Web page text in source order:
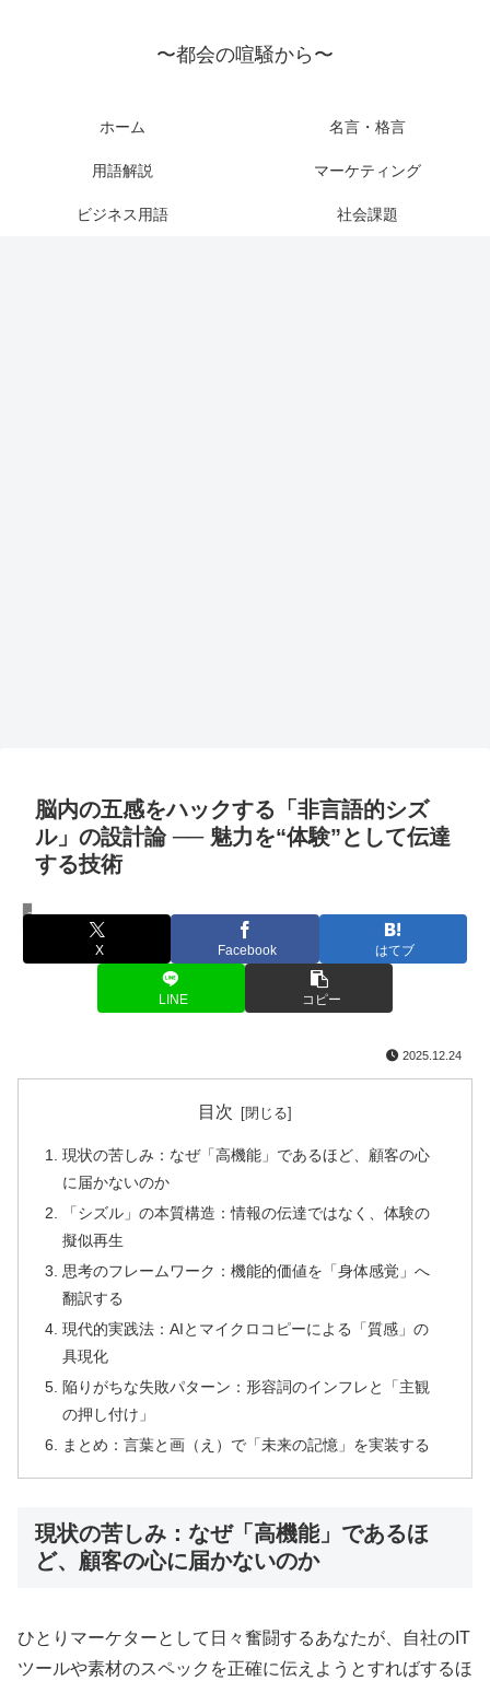
〜都会の喧騒から〜
ホーム 名言・格言
用語解説 マーケティング
ビジネス用語 社会課題
脳内の五感をハックする「非言語的シズ
ル」の設計論 ── 魅力を“体験”として伝達
する技術
マーケティング
X Facebook はてブ
LINE コピー
2025.12.24
目次
現状の苦しみ：なぜ「高機能」であるほど、顧客の心
に届かないのか
「シズル」の本質構造：情報の伝達ではなく、体験の
擬似再生
思考のフレームワーク：機能的価値を「身体感覚」へ
翻訳する
現代的実践法：AIとマイクロコピーによる「質感」の
具現化
陥りがちな失敗パターン：形容詞のインフレと「主観
の押し付け」
まとめ：言葉と画（え）で「未来の記憶」を実装する
現状の苦しみ：なぜ「高機能」であるほ
ど、顧客の心に届かないのか
ひとりマーケターとして日々奮闘するあなたが、自社のIT
ツールや素材のスペックを正確に伝えようとすればするほ